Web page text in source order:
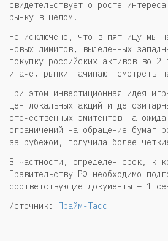
свидетельствует о росте
рынку в целом.
Не исключено, что в пятницу мы
новых лимитов, выделенных
покупку российских активов во
иначе, рынки начинают смотреть
При этом инвестиционная идея
цен локальных акций и
отечественных эмитентов на
ограничений на обращение бумаг
за рубежом, получила более
В частности, определен срок, к
Правительству РФ необходимо
соответствующие документы – 1
Источник: Прайм-Тасс